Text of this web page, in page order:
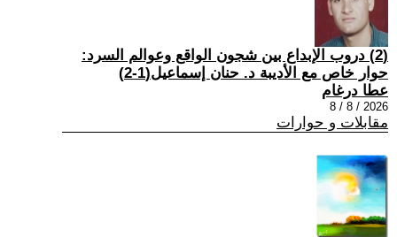
(2) دروب الإبداع بين شجون الواقع وعوالم السرد:
حوار خاص مع الأديبة د. حنان إسماعيل(1-2)
عطا درغام
2026 / 8 / 8
مقابلات و حوارات